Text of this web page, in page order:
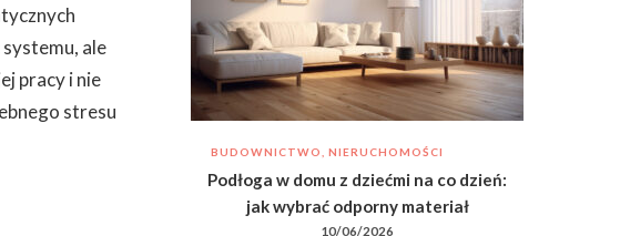
ale
pracy i nie
stresu
BUDOWNICTWO, NIERUCHOMOŚCI
Podłoga w domu z dziećmi na co dzień:
jak wybrać odporny materiał
10/06/2026